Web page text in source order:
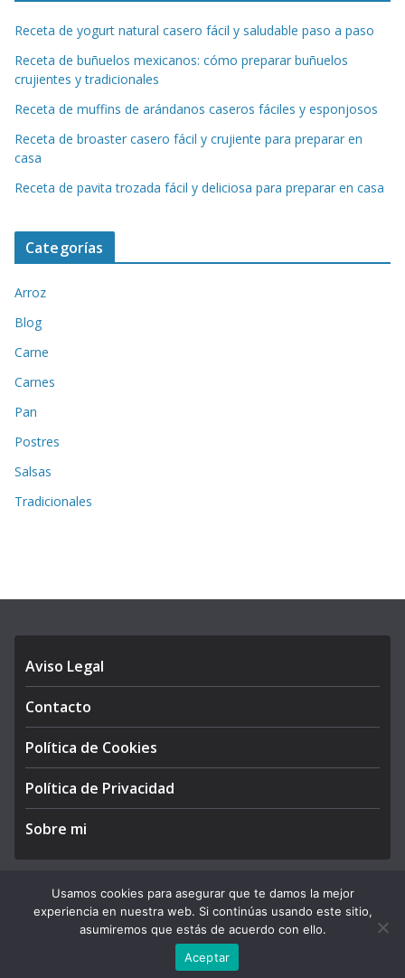
Receta de yogurt natural casero fácil y saludable paso a paso
Receta de buñuelos mexicanos: cómo preparar buñuelos
crujientes y tradicionales
Receta de muffins de arándanos caseros fáciles y esponjosos
Receta de broaster casero fácil y crujiente para preparar en
casa
Receta de pavita trozada fácil y deliciosa para preparar en casa
Categorías
Arroz
Blog
Carne
Carnes
Pan
Postres
Salsas
Tradicionales
Aviso Legal
Contacto
Política de Cookies
Política de Privacidad
Sobre mi
Copyright © 2026APEGA Perú. All rights reserved.
by ThemeGrill. Powered by
Usamos cookies para asegurar que te damos la mejor
experiencia en nuestra web. Si continúas usando este sitio,
asumiremos que estás de acuerdo con ello.
Aceptar